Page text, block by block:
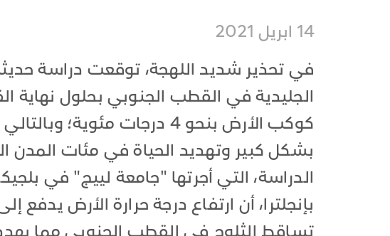
14 ابريل 2021
الجليدية في القطب الجنوبي بحلول نهاية
كوكب الأرض بنحو 4 درجات
بشكل كبير وتهديد الحياة في مئات المدن
الدراسة، التي أجرتها "جامعة لييج" في
بإنجلترا، أن ارتفاع درجة حرارة الأرض يدفع